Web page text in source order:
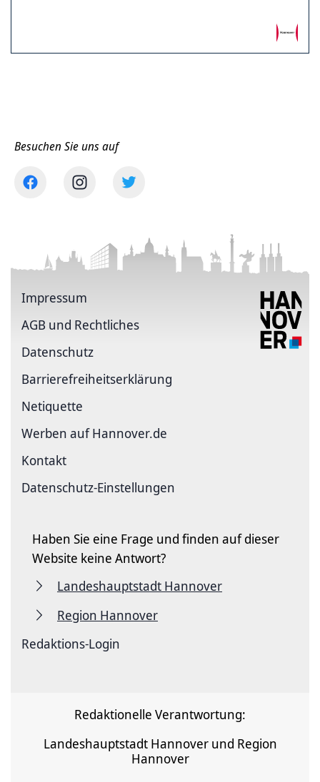
Besuchen Sie uns auf
Impressum
AGB und Rechtliches
Datenschutz
Barriere­freiheits­erklärung
Netiquette
Werben auf Hannover.de
Kontakt
Datenschutz-Einstellungen
Haben Sie eine Frage und finden auf dieser
Website keine Antwort?
Landeshauptstadt Hannover
Region Hannover
Redaktions-Login
Redaktionelle Verantwortung:
Landeshauptstadt Hannover und Region
Hannover